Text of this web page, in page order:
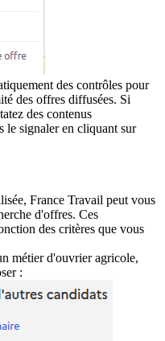
des contrôles pour
des offres diffusées. Si
des contenus
le signaler en cliquant sur
France Travail peut vous
d'offres. Ces
des critères que vous
métier d'ouvrier agricole,
: